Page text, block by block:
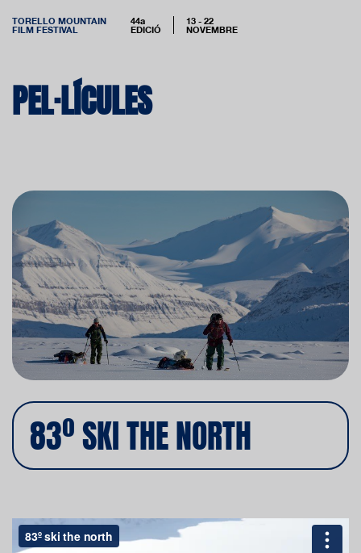
TORELLO MOUNTAIN
FILM FESTIVAL
44a
EDICIÓ
13 - 22
NOVEMBRE
PEL·LÍCULES
83º SKI THE NORTH